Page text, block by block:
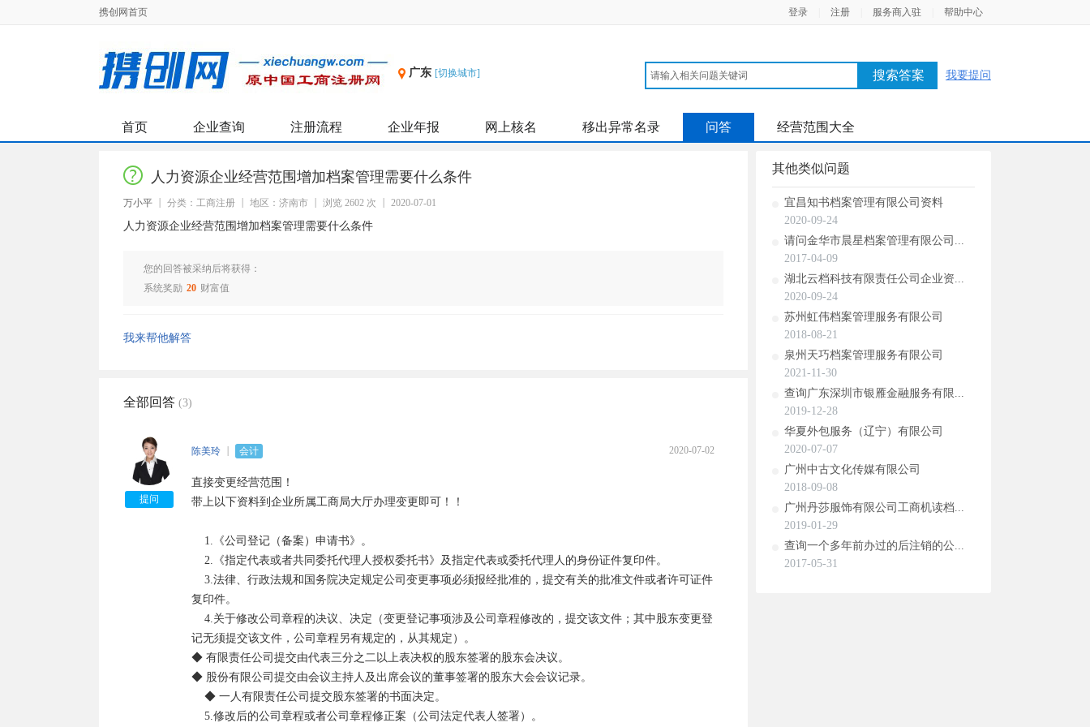
携创网首页 登录 注册 服务商入驻 帮助中心
广东 [切换城市] 搜索答案 我要提问
首页 企业查询 注册流程 企业年报 网上核名 移出异常名录 问答 经营范围大全
人力资源企业经营范围增加档案管理需要什么条件
万小平 分类：工商注册 地区：济南市 浏览 2602 次 2020-07-01
人力资源企业经营范围增加档案管理需要什么条件
您的回答被采纳后将获得：
系统奖励 20 财富值
我来帮他解答
全部回答 (3)
提问
陈美玲 会计 2020-07-02
直接变更经营范围！
带上以下资料到企业所属工商局大厅办理变更即可！！
复印件。
记无须提交该文件，公司章程另有规定的，从其规定）。
◆ 有限责任公司提交由代表三分之二以上表决权的股东签署的股东会决议。
◆ 股份有限公司提交由会议主持人及出席会议的董事签署的股东大会会议记录。
其他类似问题
宜昌知书档案管理有限公司资料
2020-09-24
请问金华市晨星档案管理有限公司...
2017-04-09
湖北云档科技有限责任公司企业资...
2020-09-24
苏州虹伟档案管理服务有限公司
2018-08-21
泉州天巧档案管理服务有限公司
2021-11-30
查询广东深圳市银雁金融服务有限...
2019-12-28
华夏外包服务（辽宁）有限公司
2020-07-07
广州中古文化传媒有限公司
2018-09-08
广州丹莎服饰有限公司工商机读档...
2019-01-29
查询一个多年前办过的后注销的公...
2017-05-31